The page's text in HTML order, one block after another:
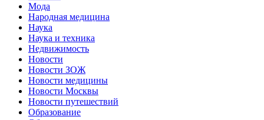
Мода
Народная медицина
Наука
Наука и техника
Недвижимость
Новости
Новости ЗОЖ
Новости медицины
Новости Москвы
Новости путешествий
Образование